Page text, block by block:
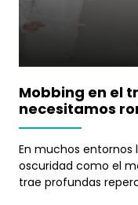
Mobbing en el
necesitamos
En muchos entornos
oscuridad como el
trae profundas